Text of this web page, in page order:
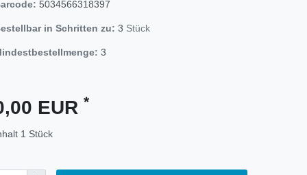
5034566318397
in Schritten zu: 3 Stück
3
EUR *
1 Stück